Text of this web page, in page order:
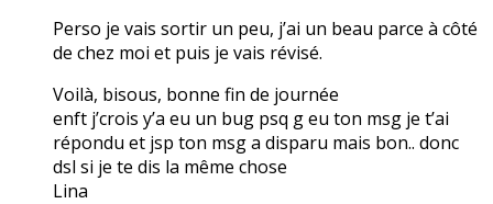
Perso je vais sortir un peu, j’ai un beau parce à côté
de chez moi et puis je vais révisé.
Voilà, bisous, bonne fin de journée
enft j’crois y’a eu un bug psq g eu ton msg je t’ai
répondu et jsp ton msg a disparu mais bon.. donc
dsl si je te dis la même chose
Lina